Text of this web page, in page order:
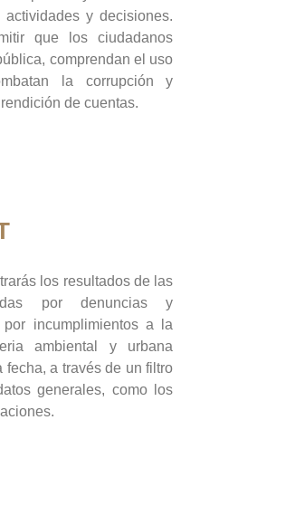
y decisiones.
que los ciudadanos
comprendan el uso
la corrupción y
de cuentas.
los resultados de las
por denuncias y
incumplimientos a la
ambiental y urbana
a través de un filtro
generales, como los